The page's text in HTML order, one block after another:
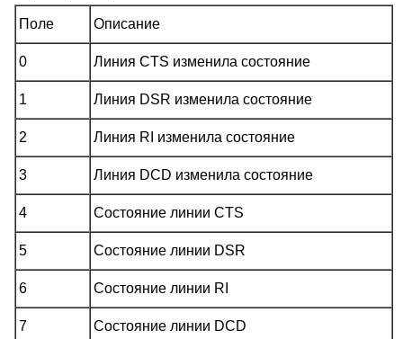
Поле Описание
0 Линия CTS изменила состояние
1 Линия DSR изменила состояние
2 Линия RI изменила состояние
3 Линия DCD изменила состояние
4 Состояние линии CTS
5 Состояние линии DSR
6 Состояние линии RI
7 Состояние линии DCD